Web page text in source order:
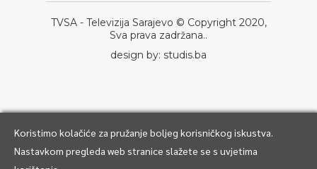
TVSA - Televizija Sarajevo © Copyright 2020,
Sva prava zadržana..
design by: studis.ba
Koristimo kolačiće za pružanje boljeg korisničkog iskustva.
Nastavkom pregleda web stranice slažete se s uvjetima